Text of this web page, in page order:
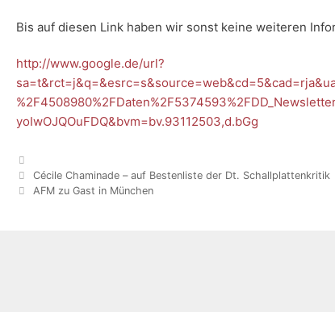
Bis auf diesen Link haben wir sonst keine weiteren
http://www.google.de/url?
yoIwOJQOuFDQ&bvm=bv.93112503,d.bGg
Cécile Chaminade – auf Bestenliste der Dt. Schallplattenkritik
AFM zu Gast in München